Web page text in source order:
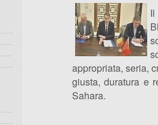
appropriata, seria,
giusta, duratura e
Sahara.